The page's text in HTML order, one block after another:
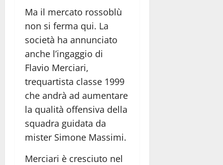
Ma il mercato rossoblù
non si ferma qui. La
società ha annunciato
anche l’ingaggio di
Flavio Merciari,
trequartista classe 1999
che andrà ad aumentare
la qualità offensiva della
squadra guidata da
mister Simone Massimi.
Merciari è cresciuto nel